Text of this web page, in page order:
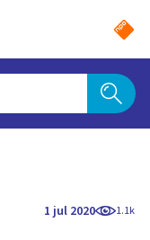
1 jul 2020 1.1k